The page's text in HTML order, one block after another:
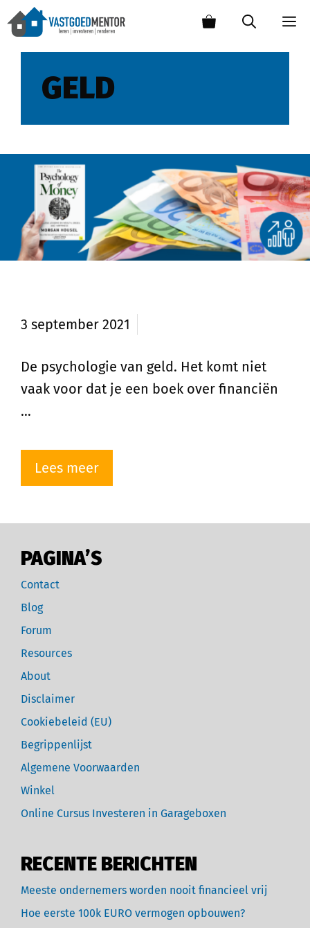
GELD
3 september 2021
De psychologie van geld. Het komt niet
vaak voor dat je een boek over financiën
…
Lees meer
PAGINA’S
Contact
Blog
Forum
Resources
About
Disclaimer
Cookiebeleid (EU)
Begrippenlijst
Algemene Voorwaarden
Winkel
Online Cursus Investeren in Garageboxen
RECENTE BERICHTEN
Meeste ondernemers worden nooit financieel vrij
Hoe eerste 100k EURO vermogen opbouwen?